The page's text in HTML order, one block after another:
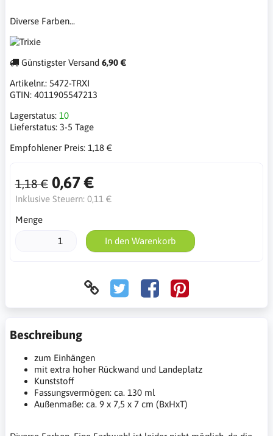
Diverse Farben...
Günstigster Versand 6,90 €
Artikelnr.: 5472-TRXI
GTIN: 4011905547213
Lagerstatus: 10
Lieferstatus: 3-5 Tage
Empfohlener Preis: 1,18 €
1,18 € 0,67 €
Inklusive Steuern: 0,11 €
Menge
In den Warenkorb
Beschreibung
zum Einhängen
mit extra hoher Rückwand und Landeplatz
Kunststoff
Fassungsvermögen: ca. 130 ml
Außenmaße: ca. 9 x 7,5 x 7 cm (BxHxT)